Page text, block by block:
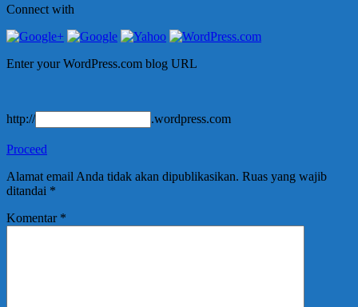
Connect with
Enter your WordPress.com blog URL
http:// .wordpress.com
Proceed
Alamat email Anda tidak akan dipublikasikan. Ruas yang wajib
ditandai *
Komentar *